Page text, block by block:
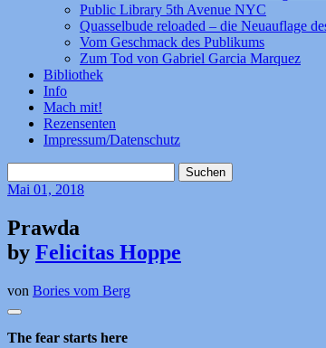
Public Library 5th Avenue NYC
Quasselbude reloaded – die Neuauflage
Vom Geschmack des Publikums
Zum Tod von Gabriel Garcia Marquez
Bibliothek
Info
Mach mit!
Rezensenten
Impressum/Datenschutz
nach:
Mai 01, 2018
Prawda
by Felicitas Hoppe
von Bories vom Berg
The fear starts here